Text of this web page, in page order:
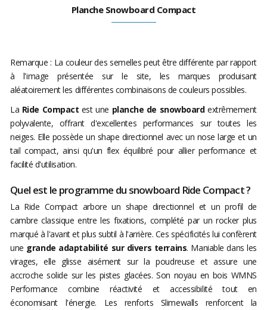
Planche Snowboard Compact
Remarque : La couleur des semelles peut être différente par rapport
à l'image présentée sur le site, les marques produisant
aléatoirement les différentes combinaisons de couleurs possibles.
La Ride Compact est une planche de snowboardextrêmement
polyvalente, offrant d'excellentes performances sur toutes les
neiges. Elle possède un shape directionnel avec un nose large et un
tail compact, ainsi qu'un flex équilibré pour allier performance et
facilité d'utilisation.
Quel est le programme du snowboard Ride Compact ?
La Ride Compact arbore un shape directionnel et un profil de
cambre classique entre les fixations, complété par un rocker plus
marqué à l'avant et plus subtil à l'arrière. Ces spécificités lui confèrent
une grande adaptabilité sur divers terrains. Maniable dans les
virages, elle glisse aisément sur la poudreuse et assure une
accroche solide sur les pistes glacées. Son noyau en bois WMNS
Performance combine réactivité et accessibilité tout en
économisant l'énergie. Les renforts Slimewalls renforcent la